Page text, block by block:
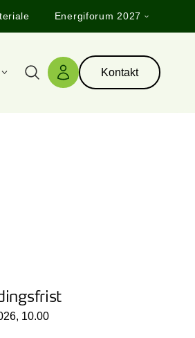
Energiforum 2027
Søg Log ind
Kontakt
10.00